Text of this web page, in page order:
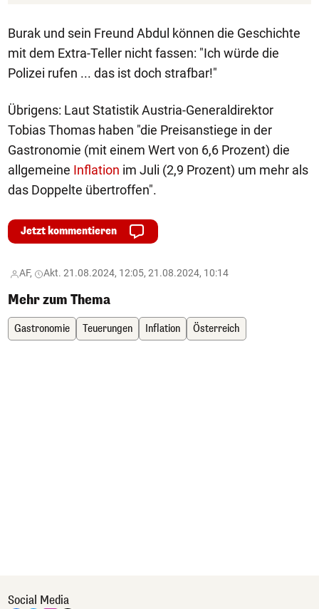
Burak und sein Freund Abdul können die Geschichte
mit dem Extra-Teller nicht fassen: "Ich würde die
Polizei rufen ... das ist doch strafbar!"
Übrigens: Laut Statistik Austria-Generaldirektor
Tobias Thomas haben "die Preisanstiege in der
Gastronomie (mit einem Wert von 6,6 Prozent) die
allgemeine Inflation im Juli (2,9 Prozent) um mehr als
das Doppelte übertroffen".
Jetzt kommentieren
AF, Akt. 21.08.2024, 12:05, 21.08.2024, 10:14
Mehr zum Thema
Gastronomie Teuerungen Inflation Österreich
Social Media